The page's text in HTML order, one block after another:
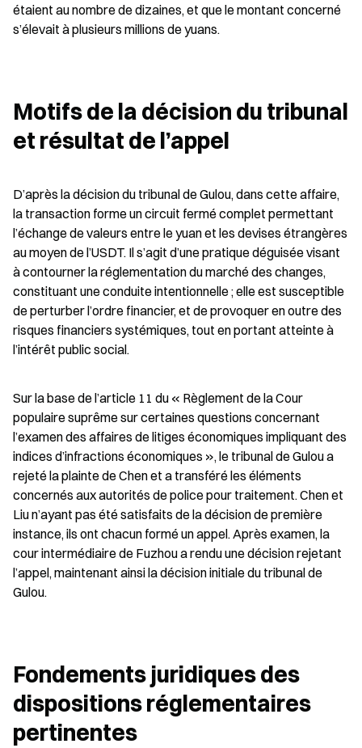
étaient au nombre de dizaines, et que le montant concerné
s’élevait à plusieurs millions de yuans.
Motifs de la décision du tribunal
et résultat de l’appel
D’après la décision du tribunal de Gulou, dans cette affaire,
la transaction forme un circuit fermé complet permettant
l’échange de valeurs entre le yuan et les devises étrangères
au moyen de l’USDT. Il s’agit d’une pratique déguisée visant
à contourner la réglementation du marché des changes,
constituant une conduite intentionnelle ; elle est susceptible
de perturber l’ordre financier, et de provoquer en outre des
risques financiers systémiques, tout en portant atteinte à
l’intérêt public social.
Sur la base de l’article 11 du « Règlement de la Cour
populaire suprême sur certaines questions concernant
l’examen des affaires de litiges économiques impliquant des
indices d’infractions économiques », le tribunal de Gulou a
rejeté la plainte de Chen et a transféré les éléments
concernés aux autorités de police pour traitement. Chen et
Liu n’ayant pas été satisfaits de la décision de première
instance, ils ont chacun formé un appel. Après examen, la
cour intermédiaire de Fuzhou a rendu une décision rejetant
l’appel, maintenant ainsi la décision initiale du tribunal de
Gulou.
Fondements juridiques des
dispositions réglementaires
pertinentes